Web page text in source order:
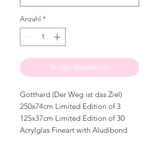
Anzahl *
In den Warenkorb
Gotthard (Der Weg ist das Ziel)
250x74cm Limited Edition of 3
125x37cm Limited Edition of 30
Acrylglas Fineart with Aludibond